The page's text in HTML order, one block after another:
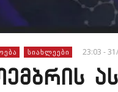
ᲡᲘᲐᲮᲚᲔᲔᲑᲘ 23:03 -